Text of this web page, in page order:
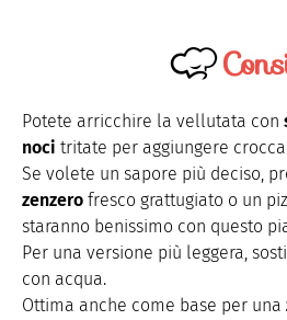
Potete arricchire la vellutata con
noci tritate per aggiungere
Se volete un sapore più deciso,
zenzero fresco grattugiato o un
staranno benissimo con questo
Per una versione più leggera,
con acqua.
Ottima anche come base per una